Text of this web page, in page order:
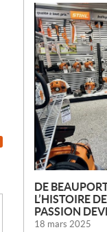
N
O
U
V
E
L
L
E
S
DE
L’HISTOIRE
PASSION
18 mars 2025